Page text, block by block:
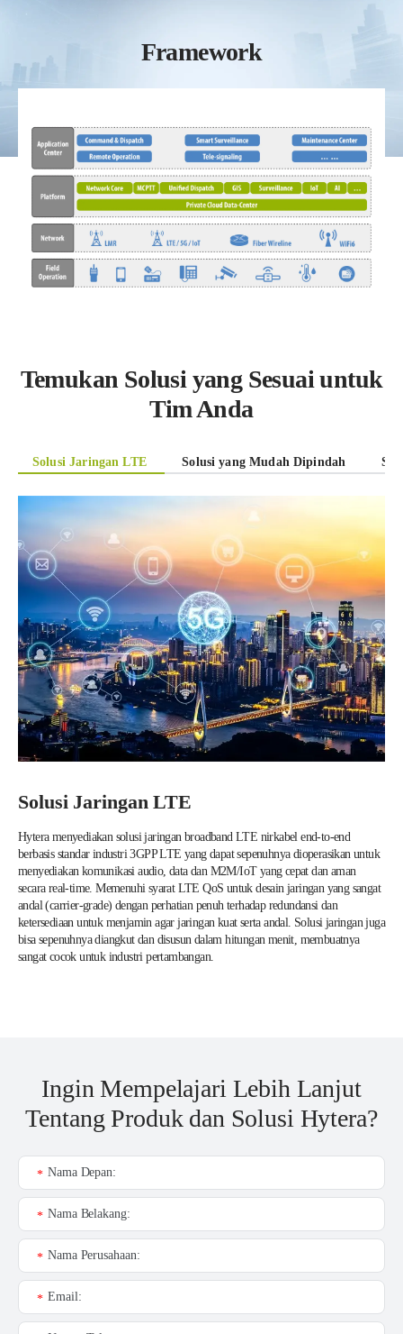
Framework
Temukan Solusi yang Sesuai untuk
Tim Anda
Solusi Jaringan LTE Solusi yang Mudah Dipindah
Solusi Jaringan LTE
Hytera menyediakan solusi jaringan broadband LTE nirkabel end-to-end
berbasis standar industri 3GPP LTE yang dapat sepenuhnya dioperasikan untuk
menyediakan komunikasi audio, data dan M2M/IoT yang cepat dan aman
secara real-time. Memenuhi syarat LTE QoS untuk desain jaringan yang sangat
andal (carrier-grade) dengan perhatian penuh terhadap redundansi dan
ketersediaan untuk menjamin agar jaringan kuat serta andal. Solusi jaringan juga
bisa sepenuhnya diangkut dan disusun dalam hitungan menit, membuatnya
sangat cocok untuk industri pertambangan.
Ingin Mempelajari Lebih Lanjut
Tentang Produk dan Solusi Hytera?
Nama Depan:
*
Nama Belakang:
*
Nama Perusahaan:
*
Email:
*